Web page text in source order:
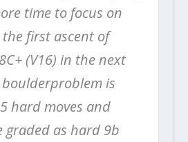
time to focus on
first ascent of
(V16) in the next
boulderproblem is
hard moves and
graded as hard 9b